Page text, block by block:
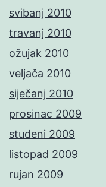
svibanj 2010
travanj 2010
ožujak 2010
veljača 2010
siječanj 2010
prosinac 2009
studeni 2009
listopad 2009
rujan 2009